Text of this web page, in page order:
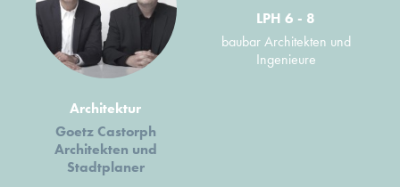
Architektur
Goetz Castorph
Architekten und
Stadtplaner
LPH 6 - 8
baubar Architekten und
Ingenieure